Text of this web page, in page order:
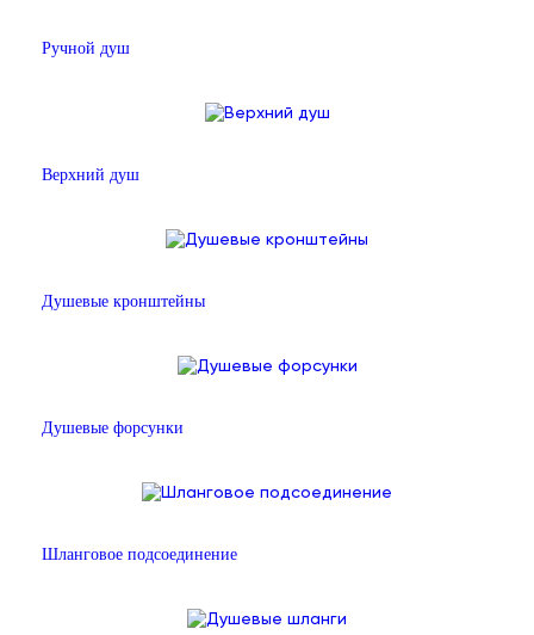
Ручной душ
Верхний душ
Душевые кронштейны
Душевые форсунки
Шланговое подсоединение